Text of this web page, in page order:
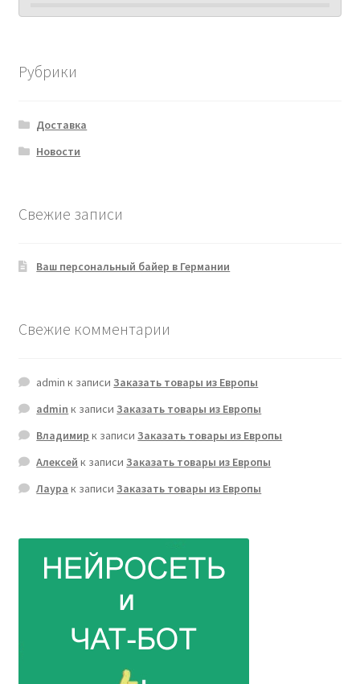
Рубрики
Доставка
Новости
Свежие записи
Ваш персональный байер в Германии
Свежие комментарии
admin к записиЗаказать товары из Европы
admin к записиЗаказать товары из Европы
Владимир к записиЗаказать товары из Европы
Алексей к записиЗаказать товары из Европы
Лаура к записиЗаказать товары из Европы